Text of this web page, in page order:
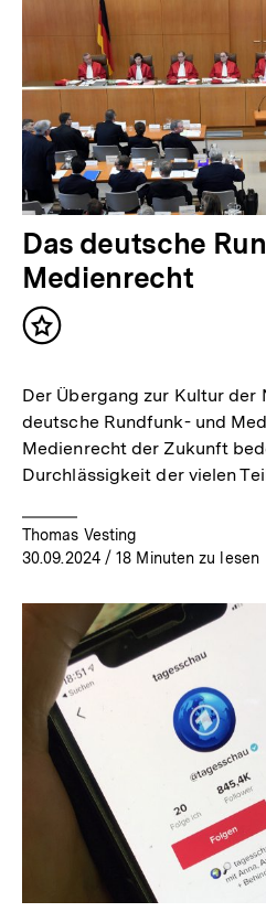
Das deutsche
Medienrecht
Inhalt
Der Übergang zur Kultur
deutsche Rundfunk- und
Medienrecht der Zukunft
Durchlässigkeit der vielen
Thomas Vesting
30.09.2024/ 18 Minuten zu lesen